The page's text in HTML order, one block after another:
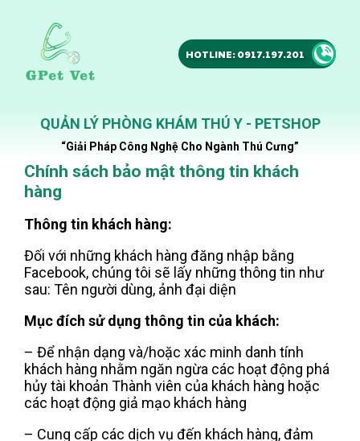
HOTLINE: 0917.197.201
QUẢN LÝ PHÒNG KHÁM THÚ Y - PETSHOP
“Giải Pháp Công Nghệ Cho Ngành Thú Cưng”
Chính sách bảo mật thông tin khách
hàng
Thông tin khách hàng:
Đối với những khách hàng đăng nhập bằng
Facebook, chúng tôi sẽ lấy những thông tin như
sau: Tên người dùng, ảnh đại diện
Mục đích sử dụng thông tin của khách:
– Để nhận dạng và/hoặc xác minh danh tính
khách hàng nhằm ngăn ngừa các hoạt động phá
hủy tài khoản Thành viên của khách hàng hoặc
các hoạt động giả mạo khách hàng
– Cung cấp các dịch vụ đến khách hàng, đảm